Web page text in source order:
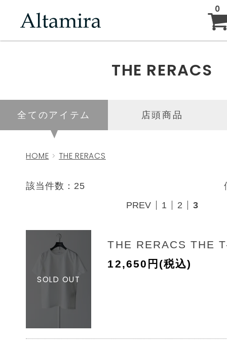
0
ABOUT
THE RERACS
全てのアイテム 店頭商品
HOME THE RERACS
該当件数：25
PREV
1 2 3
THE RERACS THE
12,650円(税込)